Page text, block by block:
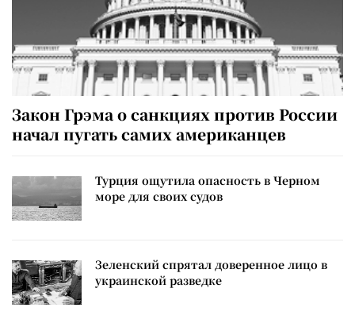
Закон Грэма о санкциях против России
начал пугать самих американцев
Турция ощутила опасность в Черном
море для своих судов
Зеленский спрятал доверенное лицо в
украинской разведке